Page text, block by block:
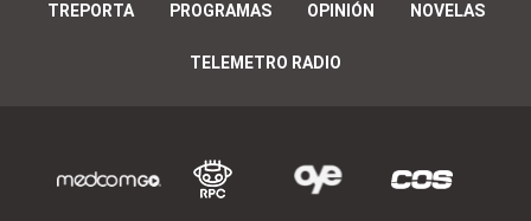
TREPORTA PROGRAMAS OPINIÓN NOVELAS
TELEMETRO RADIO